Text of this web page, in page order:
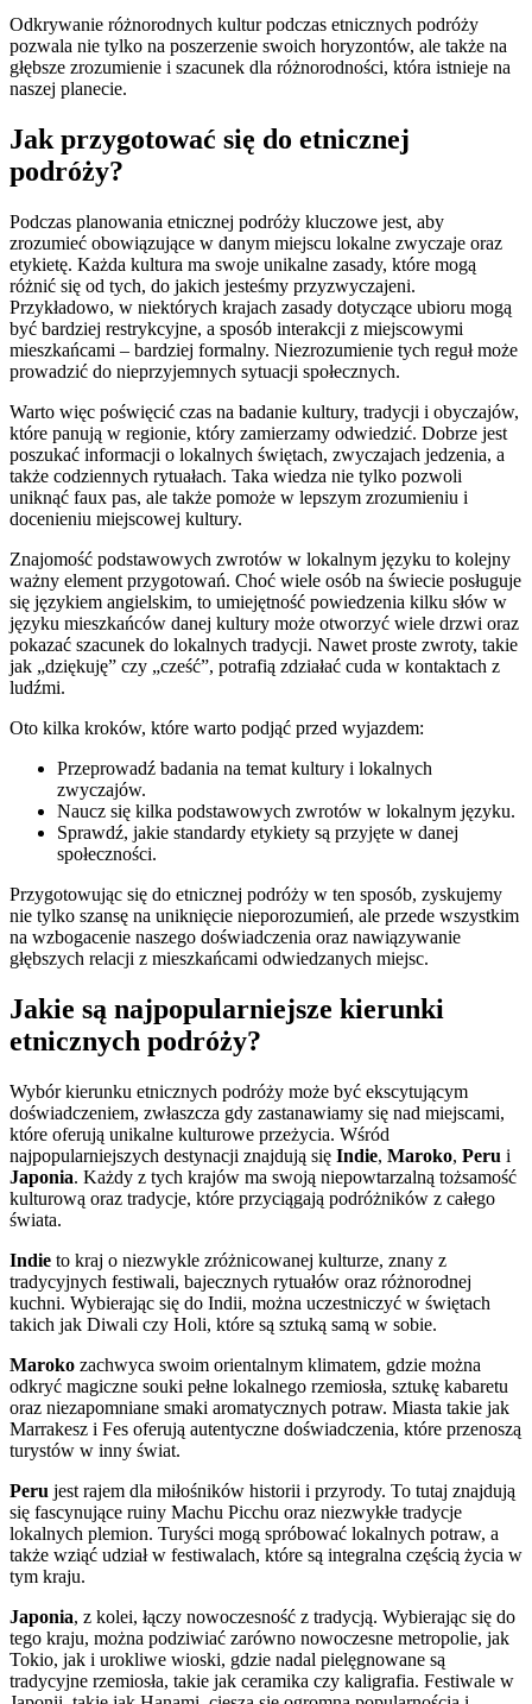
Odkrywanie różnorodnych kultur podczas etnicznych podróży
pozwala nie tylko na poszerzenie swoich horyzontów, ale także na
głębsze zrozumienie i szacunek dla różnorodności, która istnieje na
naszej planecie.
Jak przygotować się do etnicznej
podróży?
Podczas planowania etnicznej podróży kluczowe jest, aby
zrozumieć obowiązujące w danym miejscu lokalne zwyczaje oraz
etykietę. Każda kultura ma swoje unikalne zasady, które mogą
różnić się od tych, do jakich jesteśmy przyzwyczajeni.
Przykładowo, w niektórych krajach zasady dotyczące ubioru mogą
być bardziej restrykcyjne, a sposób interakcji z miejscowymi
mieszkańcami – bardziej formalny. Niezrozumienie tych reguł może
prowadzić do nieprzyjemnych sytuacji społecznych.
Warto więc poświęcić czas na badanie kultury, tradycji i obyczajów,
które panują w regionie, który zamierzamy odwiedzić. Dobrze jest
poszukać informacji o lokalnych świętach, zwyczajach jedzenia, a
także codziennych rytuałach. Taka wiedza nie tylko pozwoli
uniknąć faux pas, ale także pomoże w lepszym zrozumieniu i
docenieniu miejscowej kultury.
Znajomość podstawowych zwrotów w lokalnym języku to kolejny
ważny element przygotowań. Choć wiele osób na świecie posługuje
się językiem angielskim, to umiejętność powiedzenia kilku słów w
języku mieszkańców danej kultury może otworzyć wiele drzwi oraz
pokazać szacunek do lokalnych tradycji. Nawet proste zwroty, takie
jak „dziękuję” czy „cześć”, potrafią zdziałać cuda w kontaktach z
ludźmi.
Oto kilka kroków, które warto podjąć przed wyjazdem:
Przeprowadź badania na temat kultury i lokalnych
zwyczajów.
Naucz się kilka podstawowych zwrotów w lokalnym języku.
Sprawdź, jakie standardy etykiety są przyjęte w danej
społeczności.
Przygotowując się do etnicznej podróży w ten sposób, zyskujemy
nie tylko szansę na uniknięcie nieporozumień, ale przede wszystkim
na wzbogacenie naszego doświadczenia oraz nawiązywanie
głębszych relacji z mieszkańcami odwiedzanych miejsc.
Jakie są najpopularniejsze kierunki
etnicznych podróży?
Wybór kierunku etnicznych podróży może być ekscytującym
doświadczeniem, zwłaszcza gdy zastanawiamy się nad miejscami,
które oferują unikalne kulturowe przeżycia. Wśród
najpopularniejszych destynacji znajdują się Indie, Maroko, Peru i
Japonia. Każdy z tych krajów ma swoją niepowtarzalną tożsamość
kulturową oraz tradycje, które przyciągają podróżników z całego
świata.
Indie to kraj o niezwykle zróżnicowanej kulturze, znany z
tradycyjnych festiwali, bajecznych rytuałów oraz różnorodnej
kuchni. Wybierając się do Indii, można uczestniczyć w świętach
takich jak Diwali czy Holi, które są sztuką samą w sobie.
Maroko zachwyca swoim orientalnym klimatem, gdzie można
odkryć magiczne souki pełne lokalnego rzemiosła, sztukę kabaretu
oraz niezapomniane smaki aromatycznych potraw. Miasta takie jak
Marrakesz i Fes oferują autentyczne doświadczenia, które przenoszą
turystów w inny świat.
Peru jest rajem dla miłośników historii i przyrody. To tutaj znajdują
się fascynujące ruiny Machu Picchu oraz niezwykłe tradycje
lokalnych plemion. Turyści mogą spróbować lokalnych potraw, a
także wziąć udział w festiwalach, które są integralna częścią życia w
tym kraju.
Japonia, z kolei, łączy nowoczesność z tradycją. Wybierając się do
tego kraju, można podziwiać zarówno nowoczesne metropolie, jak
Tokio, jak i urokliwe wioski, gdzie nadal pielęgnowane są
tradycyjne rzemiosła, takie jak ceramika czy kaligrafia. Festiwale w